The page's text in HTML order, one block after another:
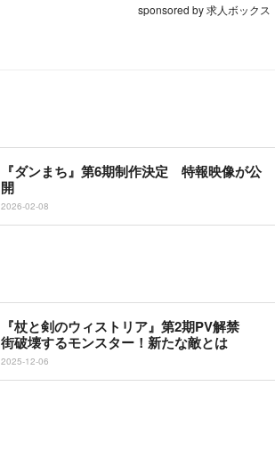
sponsored by 求人ボックス
『ダンまち』第6期制作決定 特報映像が公
開
2026-02-08
『杖と剣のウィストリア』第2期PV解禁
街破壊するモンスター！新たな敵とは
2025-12-06